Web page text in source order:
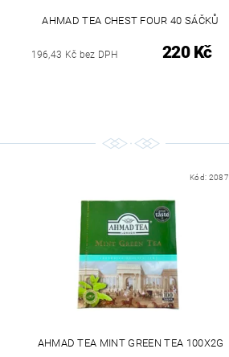
AHMAD TEA CHEST FOUR 40 SÁČKŮ
196,43 Kč bez DPH 220 Kč
Kód: 2087
AHMAD TEA MINT GREEN TEA 100X2G